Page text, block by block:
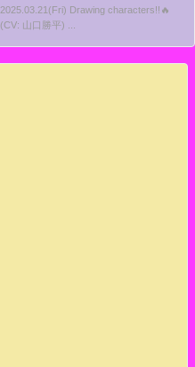
2025.03.21(Fri) Drawing characters!!🔥
(CV: 山口勝平) ...